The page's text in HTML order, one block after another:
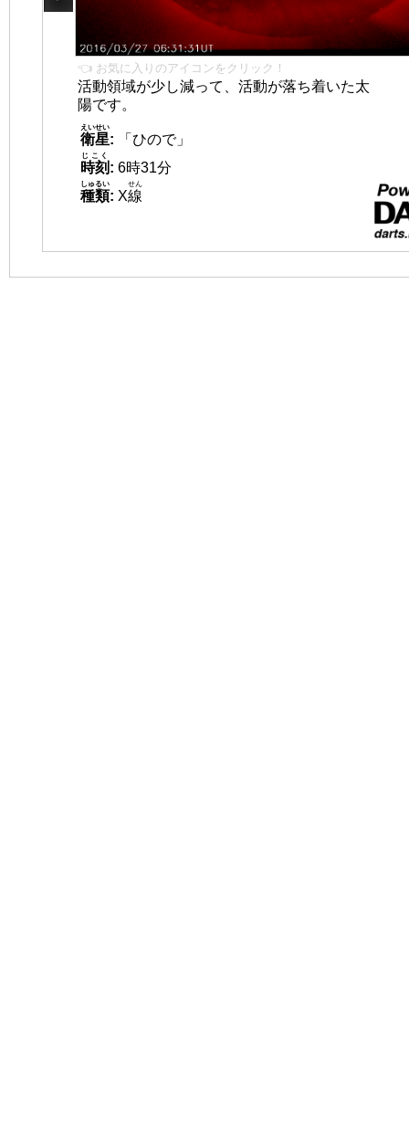
👈 お気に入りのアイコンをクリック！
活動領域が少し減って、活動が落ち着いた太
陽です。
衛星
えいせい
:
「ひので」
時刻
じこく
: 6時31分
種類
しゅるい
: X線
せん